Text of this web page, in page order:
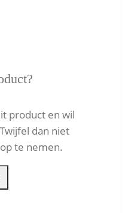
product en wil
dan niet
te nemen.